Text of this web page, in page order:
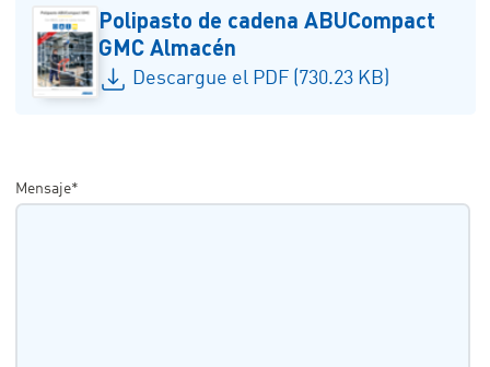
Polipasto de cadena ABUCompact
GMC Almacén
Descargue el PDF (730.23 KB)
Mensaje*